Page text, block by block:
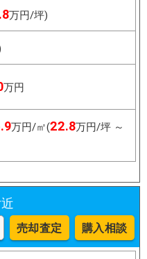
万円/坪)
万円
万円/㎡(22.8万円/坪 ～
売却査定 購入相談